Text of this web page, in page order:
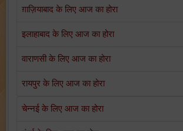
ग़ाज़ियाबाद के लिए आज का होरा
इलाहाबाद के लिए आज का होरा
वाराणसी के लिए आज का होरा
रायपुर के लिए आज का होरा
चेन्नई के लिए आज का होरा